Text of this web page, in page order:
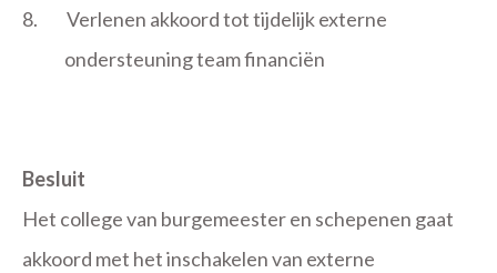
8.
Verlenen akkoord tot tijdelijk externe
ondersteuning team financiën
Besluit
Het college van burgemeester en schepenen gaat
akkoord met het inschakelen van externe